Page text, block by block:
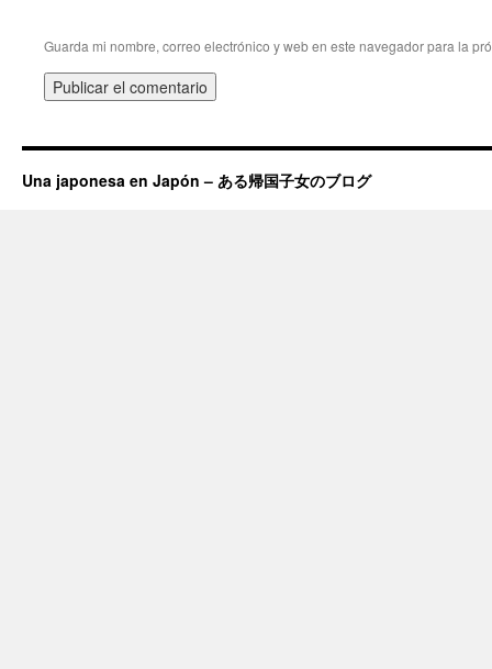
Guarda mi nombre, correo electrónico y web en este navegador para la
Una japonesa en Japón – ある帰国子女のブログ